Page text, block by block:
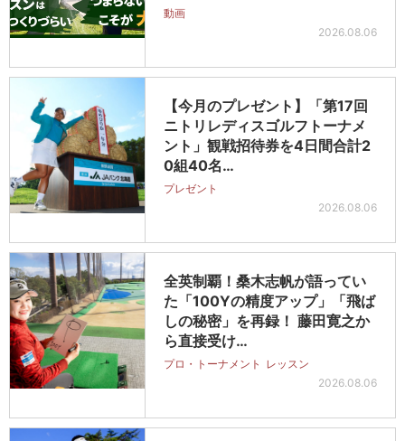
動画
2026.08.06
【今月のプレゼント】「第17回
ニトリレディスゴルフトーナメ
ント」観戦招待券を4日間合計2
0組40名…
プレゼント
2026.08.06
全英制覇！桑木志帆が語ってい
た「100Yの精度アップ」「飛ば
しの秘密」を再録！ 藤田寛之か
ら直接受け…
プロ・トーナメント レッスン
2026.08.06